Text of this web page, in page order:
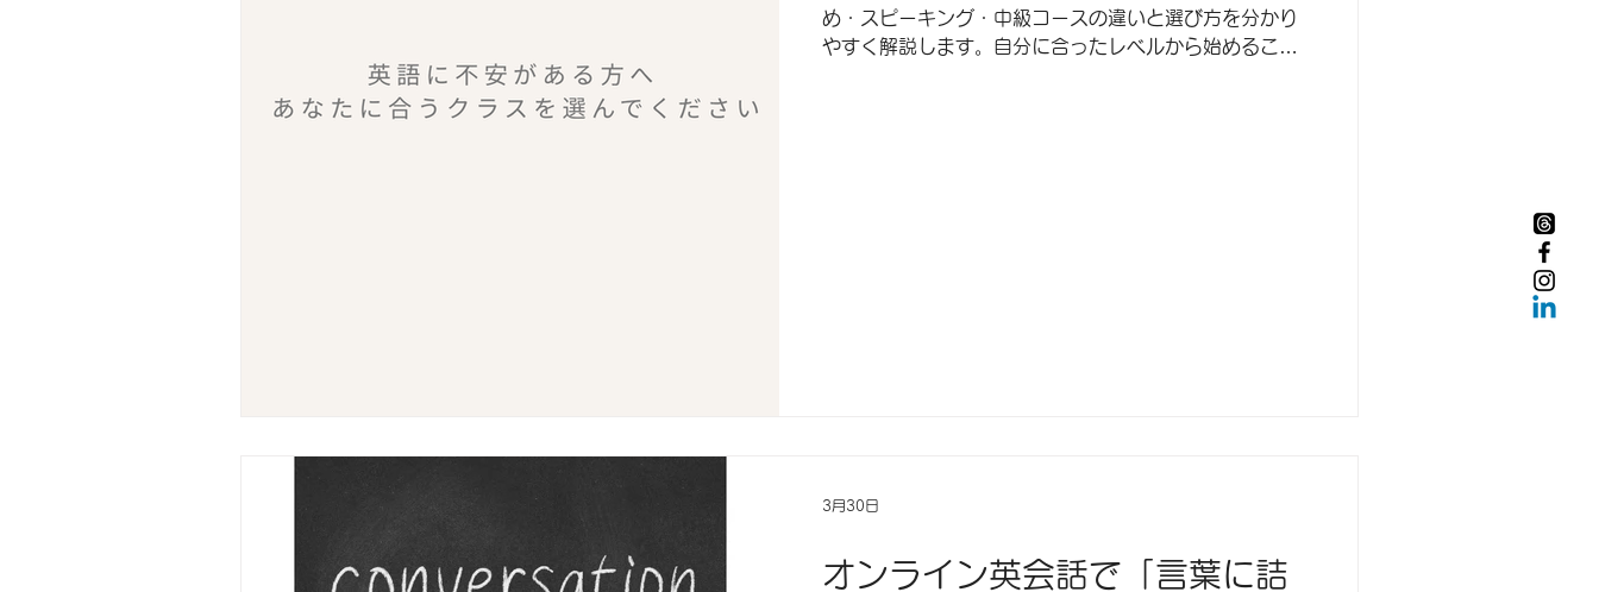
め・スピーキング・中級コースの違いと選び方を分かり
やすく解説します。自分に合ったレベルから始めること
オンライン英会話で「言葉に詰
3月30日